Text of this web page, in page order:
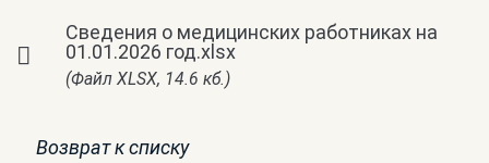
Сведения о медицинских работниках на
01.01.2026 год.xlsx
(Файл XLSX, 14.6 кб.)
Возврат к списку